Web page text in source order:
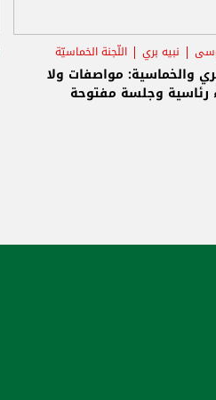
نبيه بري اللّجنة الخماسيّة
والخماسية: مواصفات ولا
رئاسية وجلسة مفتوحة